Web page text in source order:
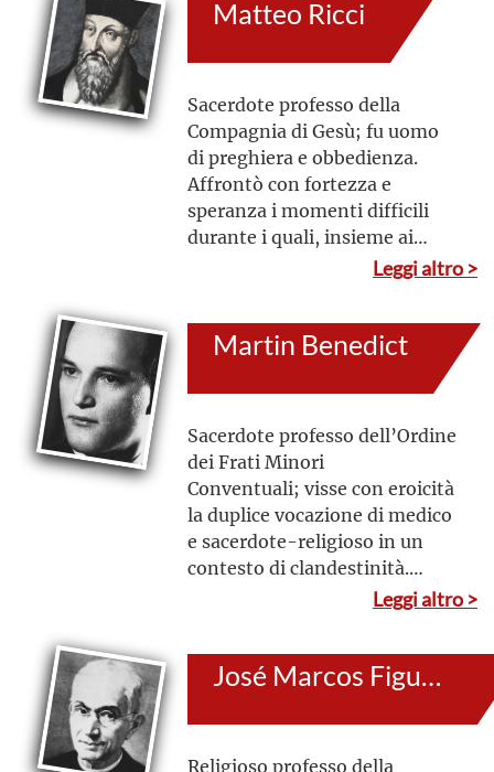
un carisma diretto a
emigrati polacchi. Docile alla
richiesta del Card. Hlond di
occuparsi dell’organizzazione
delle due nuove Congregazioni
Matteo Ricci
Sacerdote professo della
Compagnia di Gesù; fu uomo
di preghiera e obbedienza.
Affrontò con fortezza e
speranza i momenti difficili
durante i quali, insieme ai
confratelli, fu messo a dura
decisioni audaci che
importanti e prepararono il
Leggi altro >
Martin Benedict
Sacerdote professo dell’Ordine
dei Frati Minori
Conventuali; visse con eroicità
la duplice vocazione di medico
e sacerdote-religioso in un
contesto di clandestinità.
Malgrado la salute cagionevole
distaccato dalle cose del
ricerca della volontà di Dio
Leggi altro >
José Marcos Figueroa
Religioso professo della